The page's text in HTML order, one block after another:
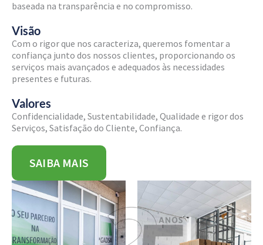
baseada na transparência e no compromisso.
Visão
Com o rigor que nos caracteriza, queremos fomentar a
confiança junto dos nossos clientes, proporcionando os
serviços mais avançados e adequados às necessidades
presentes e futuras.
Valores
Confidencialidade, Sustentabilidade, Qualidade e rigor dos
Serviços, Satisfação do Cliente, Confiança.
SAIBA MAIS